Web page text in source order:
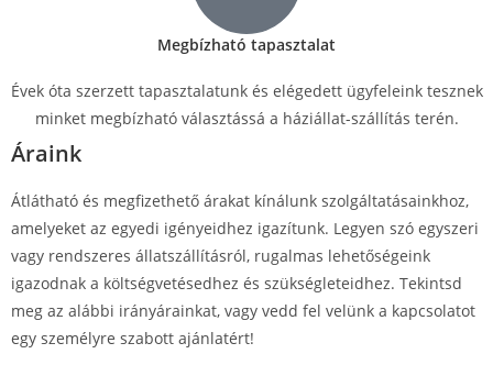
Megbízható tapasztalat
Évek óta szerzett tapasztalatunk és elégedett ügyfeleink tesznek
minket megbízható választássá a háziállat-szállítás terén.
Áraink
Átlátható és megfizethető árakat kínálunk szolgáltatásainkhoz,
amelyeket az egyedi igényeidhez igazítunk. Legyen szó egyszeri
vagy rendszeres állatszállításról, rugalmas lehetőségeink
igazodnak a költségvetésedhez és szükségleteidhez. Tekintsd
meg az alábbi irányárainkat, vagy vedd fel velünk a kapcsolatot
egy személyre szabott ajánlatért!